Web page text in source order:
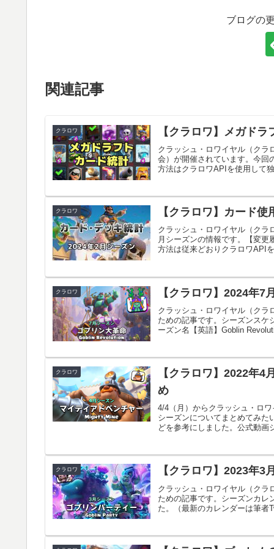
ブログの
関連記事
クラロワ 【クラロワ】メガド
クラッシュ・ロワイヤル（クラ
会）が開催されています。今回
方法はクラロワAPIを使用して
クラロワ 【クラロワ】カード
クラッシュ・ロワイヤル（クラ
月シーズンの情報です。【変
方法は従来どおりクラロワAPI
クラロワ 【クラロワ】2024年
クラッシュ・ロワイヤル（クラ
ための記事です。シーズンスケ
ーズン名【英語】Goblin
クラロワ
【クラロワ】2022年
め
4/4（月）からクラッシュ・ロ
シーズンについてまとめてみた
どを参考にしました。公式動
クラロワ 【クラロワ】2023年
クラッシュ・ロワイヤル（クラ
ための記事です。シーズンカレ
た。（最新のカレンダーは筆者